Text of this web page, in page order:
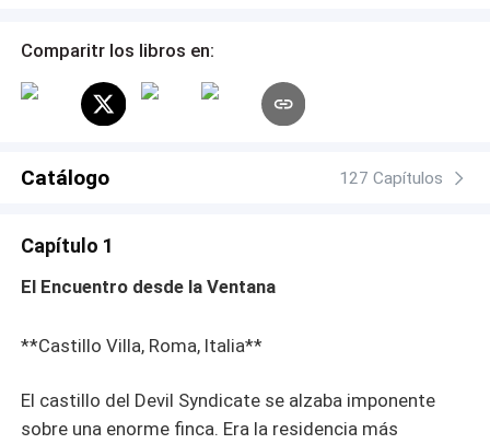
familia. Dominic solo la ve como una herramienta de
de su padre. Sin embargo, a medida que los secretos
empiezan a salir a la luz y la verdad se revela, la línea
la inocencia de Rosabella sobrevivir al diablo con quien
de poder, engaños, matrimonio forzado y amor prohibido.
Estoy muy segura de que te van a encantar ambas
Comparitr los libros en:
Catálogo 127 Capítulos
Capítulo 1
El Encuentro desde la Ventana
**Castillo Villa, Roma, Italia**
El castillo del Devil Syndicate se alzaba imponente
sobre una enorme finca. Era la residencia más